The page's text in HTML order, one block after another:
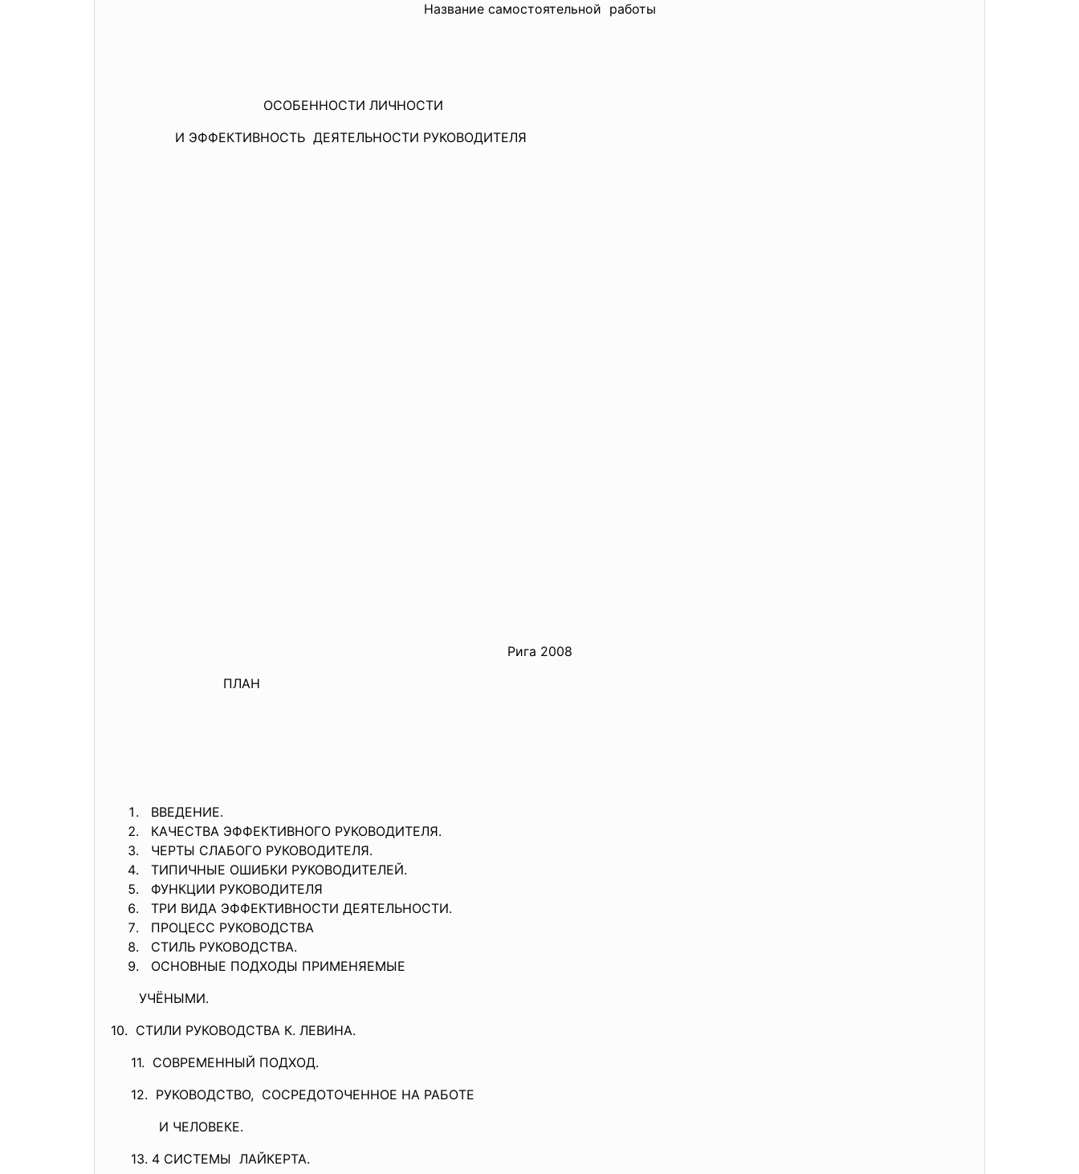
Название самостоятельной работы
ОСОБЕННОСТИ ЛИЧНОСТИ
И ЭФФЕКТИВНОСТЬ ДЕЯТЕЛЬНОСТИ РУКОВОДИТЕЛЯ
Рига 2008
ПЛАН
ВВЕДЕНИЕ.
КАЧЕСТВА ЭФФЕКТИВНОГО РУКОВОДИТЕЛЯ.
ЧЕРТЫ СЛАБОГО РУКОВОДИТЕЛЯ.
ТИПИЧНЫЕ ОШИБКИ РУКОВОДИТЕЛЕЙ.
ФУНКЦИИ РУКОВОДИТЕЛЯ
ТРИ ВИДА ЭФФЕКТИВНОСТИ ДЕЯТЕЛЬНОСТИ.
ПРОЦЕСС РУКОВОДСТВА
СТИЛЬ РУКОВОДСТВА.
ОСНОВНЫЕ ПОДХОДЫ ПРИМЕНЯЕМЫЕ
УЧЁНЫМИ.
10. СТИЛИ РУКОВОДСТВА К. ЛЕВИНА.
11. СОВРЕМЕННЫЙ ПОДХОД.
12. РУКОВОДСТВО, СОСРЕДОТОЧЕННОЕ НА РАБОТЕ
И ЧЕЛОВЕКЕ.
13. 4 СИСТЕМЫ ЛАЙКЕРТА.